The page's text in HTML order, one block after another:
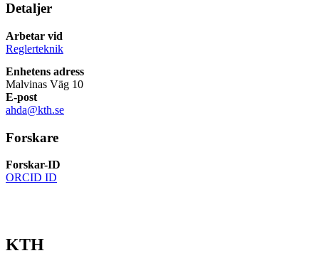
Detaljer
Arbetar vid
Reglerteknik
Enhetens adress
Malvinas Väg 10
E-post
ahda@kth.se
Forskare
Forskar-ID
ORCID ID
KTH